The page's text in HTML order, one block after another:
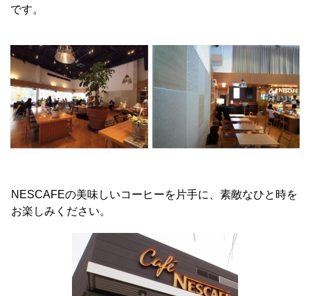
です。
NESCAFEの美味しいコーヒーを片手に、素敵なひと時を
お楽しみください。